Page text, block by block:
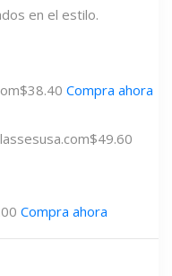
en el estilo.
$38.40 Compra ahora
$49.60
Compra ahora